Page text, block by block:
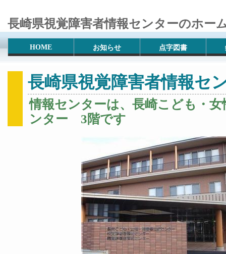
長崎県視覚障害者情報センターのホー
HOME お知らせ 点字図書
長崎県視覚障害者情報セ
情報センターは、長崎こども・女
ンター 3階です